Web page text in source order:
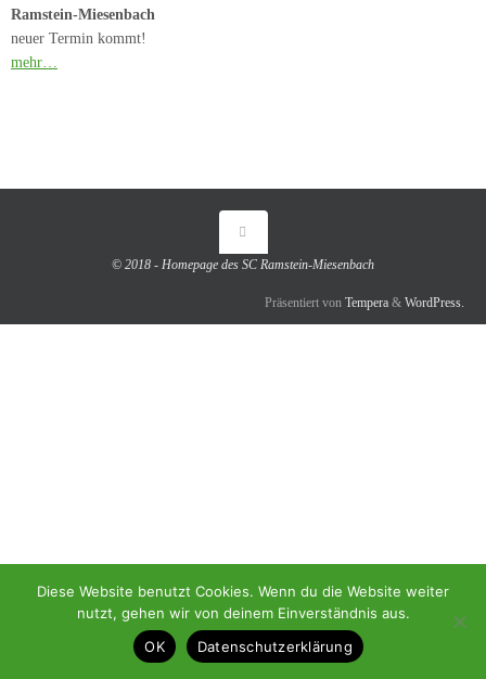
Ramstein-Miesenbach
neuer Termin kommt!
mehr…
© 2018 - Homepage des SC Ramstein-Miesenbach
Präsentiert von Tempera & WordPress.
Diese Website benutzt Cookies. Wenn du die Website weiter
nutzt, gehen wir von deinem Einverständnis aus.
OK
Datenschutzerklärung